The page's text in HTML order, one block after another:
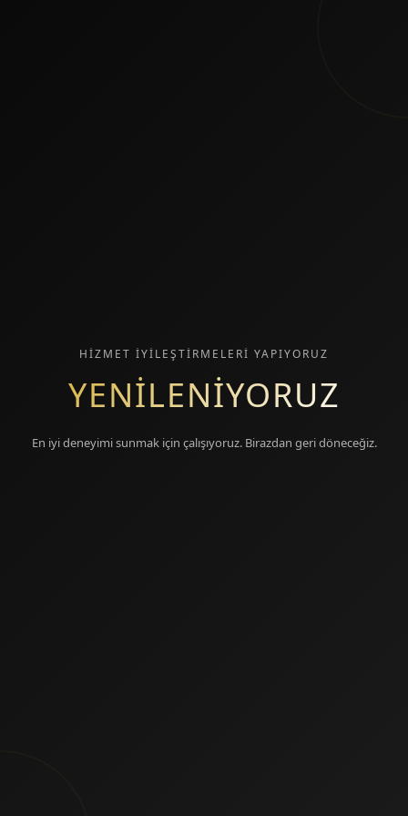
HİZMET İYİLEŞTİRMELERİ YAPIYORUZ
YENİLENİYORUZ
En iyi deneyimi sunmak için çalışıyoruz. Birazdan geri döneceğiz.